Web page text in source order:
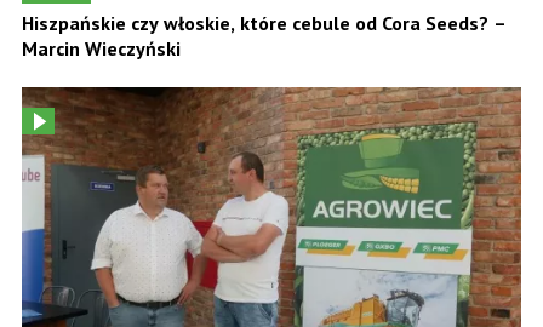
Hiszpańskie czy włoskie, które cebule od Cora Seeds? –
Marcin Wieczyński